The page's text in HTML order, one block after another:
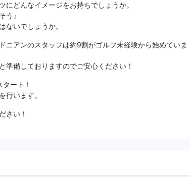
にどんなイメージをお持ちでしょうか。
う』
ないでしょうか。
ニアンのスタッフは約9割がゴルフ未経験から始めていま
準備しておりますのでご安心ください！
ート！
行います。
さい！